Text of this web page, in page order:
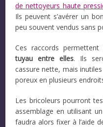
de nettoyeurs haute
Ils peuvent s’avérer un
peu souvent vendus sans
Ces raccords permettent
tuyau entre elles. Ils
cassure nette, mais
poreux en plusieurs
Les bricoleurs pourront
assemblage en utilisant
faudra alors fixer à l’aide